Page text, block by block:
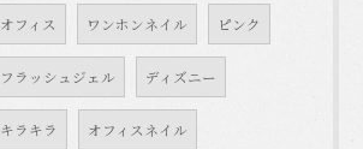
オフィス ワンホンネイル ピンク
フラッシュジェル ディズニー
キラキラ オフィスネイル